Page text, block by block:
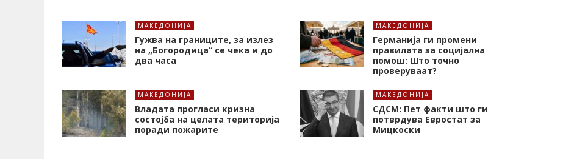
МАКЕДОНИЈА
Гужва на границите, за излез
на „Богородица“ се чека и до
два часа
МАКЕДОНИЈА
Германија ги промени
правилата за социјална
помош: Што точно
проверуваат?
МАКЕДОНИЈА
Владата прогласи кризна
состојба на целата територија
поради пожарите
МАКЕДОНИЈА
СДСМ: Пет факти што ги
потврдува Евростат за
Мицкоски